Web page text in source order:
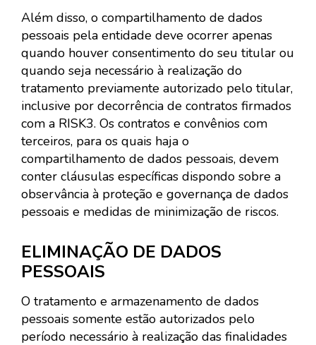
Além disso, o compartilhamento de dados
pessoais pela entidade deve ocorrer apenas
quando houver consentimento do seu titular ou
quando seja necessário à realização do
tratamento previamente autorizado pelo titular,
inclusive por decorrência de contratos firmados
com a RISK3. Os contratos e convênios com
terceiros, para os quais haja o
compartilhamento de dados pessoais, devem
conter cláusulas específicas dispondo sobre a
observância à proteção e governança de dados
pessoais e medidas de minimização de riscos.
ELIMINAÇÃO DE DADOS
PESSOAIS
O tratamento e armazenamento de dados
pessoais somente estão autorizados pelo
período necessário à realização das finalidades